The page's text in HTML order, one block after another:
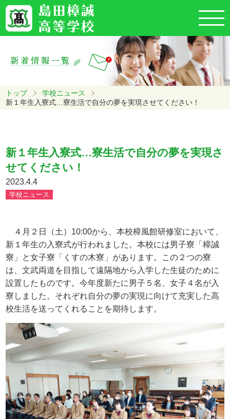
トップ
学校ニュース
新１年生入寮式…寮生活で自分の夢を実現させてください！
新１年生入寮式…寮生活で自分の夢を実現さ
せてください！
2023.4.4
学校ニュース
４月２日（土） 10:00から、本校樟風館研修室において、
新１年生の入寮式が行われました。本校には男子寮「樟誠
寮」と女子寮「くすの木寮」があります。この２つの寮
は、文武両道を目指して遠隔地から入学した生徒のために
設置したものです。今年度新たに男子５名、女子４名が入
寮しました。それぞれ自分の夢の実現に向けて充実した高
校生活を送ってくれることを期待します。